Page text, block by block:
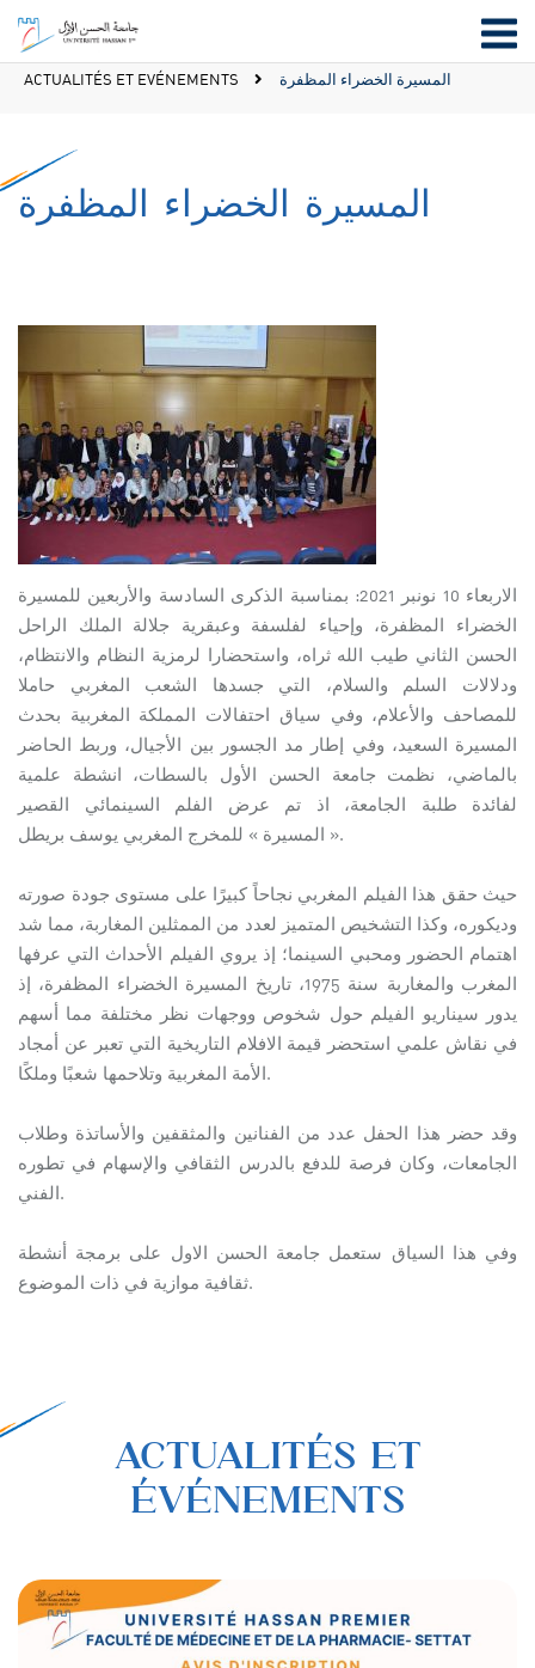
ACTUALITÉS ET EVÉNEMENTS المسيرة الخضراء المظفرة
المسيرة الخضراء المظفرة
الاربعاء 10 نونبر 2021: بمناسبة الذكرى السادسة والأربعين للمسيرة
الخضراء المظفرة، وإحياء لفلسفة وعبقرية جلالة الملك الراحل
الحسن الثاني طيب الله ثراه، واستحضارا لرمزية النظام والانتظام،
ودلالات السلم والسلام، التي جسدها الشعب المغربي حاملا
للمصاحف والأعلام، وفي سياق احتفالات المملكة المغربية بحدث
المسيرة السعيد، وفي إطار مد الجسور بين الأجيال، وربط الحاضر
بالماضي، نظمت جامعة الحسن الأول بالسطات، انشطة علمية
لفائدة طلبة الجامعة، اذ تم عرض الفلم السينمائي القصير
« المسيرة » للمخرج المغربي يوسف بريطل.
حيث حقق هذا الفيلم المغربي نجاحاً كبيرًا على مستوى جودة صورته
وديكوره، وكذا التشخيص المتميز لعدد من الممثلين المغاربة، مما شد
اهتمام الحضور ومحبي السينما؛ إذ يروي الفيلم الأحداث التي عرفها
المغرب والمغاربة سنة 1975، تاريخ المسيرة الخضراء المظفرة، إذ
يدور سيناريو الفيلم حول شخوص ووجهات نظر مختلفة مما أسهم
في نقاش علمي استحضر قيمة الافلام التاريخية التي تعبر عن أمجاد
الأمة المغربية وتلاحمها شعبًا وملكًا.
وقد حضر هذا الحفل عدد من الفنانين والمثقفين والأساتذة وطلاب
الجامعات، وكان فرصة للدفع بالدرس الثقافي والإسهام في تطوره
الفني.
وفي هذا السياق ستعمل جامعة الحسن الاول على برمجة أنشطة
ثقافية موازية في ذات الموضوع.
ACTUALITÉS ET
ÉVÉNEMENTS